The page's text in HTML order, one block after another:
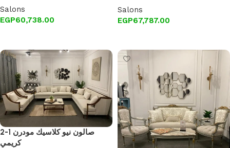
Salons
EGP60,738.00
Salons
EGP67,787.00
2-1 صالون نيو كلاسيك مودرن
كريمي